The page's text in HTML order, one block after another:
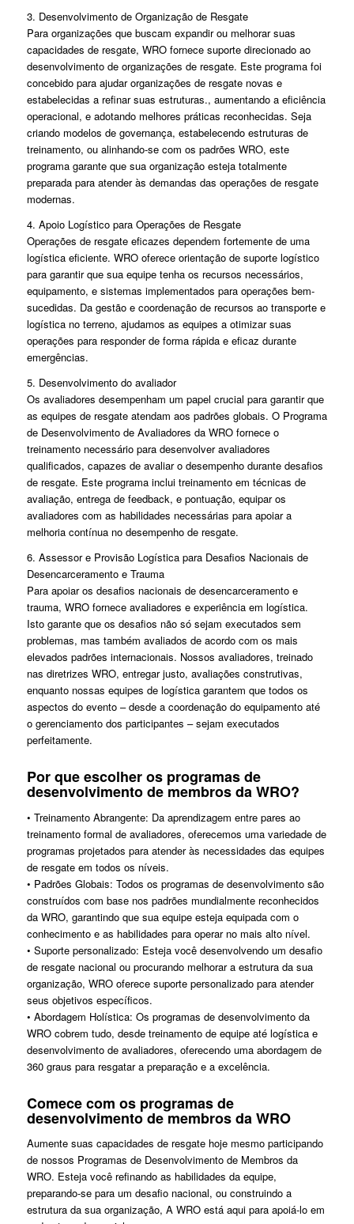
3. Desenvolvimento de Organização de Resgate
Para organizações que buscam expandir ou melhorar suas
capacidades de resgate, WRO fornece suporte direcionado ao
desenvolvimento de organizações de resgate. Este programa foi
concebido para ajudar organizações de resgate novas e
estabelecidas a refinar suas estruturas., aumentando a eficiência
operacional, e adotando melhores práticas reconhecidas. Seja
criando modelos de governança, estabelecendo estruturas de
treinamento, ou alinhando-se com os padrões WRO, este
programa garante que sua organização esteja totalmente
preparada para atender às demandas das operações de resgate
modernas.
4. Apoio Logístico para Operações de Resgate
Operações de resgate eficazes dependem fortemente de uma
logística eficiente. WRO oferece orientação de suporte logístico
para garantir que sua equipe tenha os recursos necessários,
equipamento, e sistemas implementados para operações bem-
sucedidas. Da gestão e coordenação de recursos ao transporte e
logística no terreno, ajudamos as equipes a otimizar suas
operações para responder de forma rápida e eficaz durante
emergências.
5. Desenvolvimento do avaliador
Os avaliadores desempenham um papel crucial para garantir que
as equipes de resgate atendam aos padrões globais. O Programa
de Desenvolvimento de Avaliadores da WRO fornece o
treinamento necessário para desenvolver avaliadores
qualificados, capazes de avaliar o desempenho durante desafios
de resgate. Este programa inclui treinamento em técnicas de
avaliação, entrega de feedback, e pontuação, equipar os
avaliadores com as habilidades necessárias para apoiar a
melhoria contínua no desempenho de resgate.
6. Assessor e Provisão Logística para Desafios Nacionais de
Desencarceramento e Trauma
Para apoiar os desafios nacionais de desencarceramento e
trauma, WRO fornece avaliadores e experiência em logística.
Isto garante que os desafios não só sejam executados sem
problemas, mas também avaliados de acordo com os mais
elevados padrões internacionais. Nossos avaliadores, treinado
nas diretrizes WRO, entregar justo, avaliações construtivas,
enquanto nossas equipes de logística garantem que todos os
aspectos do evento – desde a coordenação do equipamento até
o gerenciamento dos participantes – sejam executados
perfeitamente.
Por que escolher os programas de
desenvolvimento de membros da WRO?
• Treinamento Abrangente: Da aprendizagem entre pares ao
treinamento formal de avaliadores, oferecemos uma variedade de
programas projetados para atender às necessidades das equipes
de resgate em todos os níveis.
• Padrões Globais: Todos os programas de desenvolvimento são
construídos com base nos padrões mundialmente reconhecidos
da WRO, garantindo que sua equipe esteja equipada com o
conhecimento e as habilidades para operar no mais alto nível.
• Suporte personalizado: Esteja você desenvolvendo um desafio
de resgate nacional ou procurando melhorar a estrutura da sua
organização, WRO oferece suporte personalizado para atender
seus objetivos específicos.
• Abordagem Holística: Os programas de desenvolvimento da
WRO cobrem tudo, desde treinamento de equipe até logística e
desenvolvimento de avaliadores, oferecendo uma abordagem de
360 ​​graus para resgatar a preparação e a excelência.
Comece com os programas de
desenvolvimento de membros da WRO
Aumente suas capacidades de resgate hoje mesmo participando
de nossos Programas de Desenvolvimento de Membros da
WRO. Esteja você refinando as habilidades da equipe,
preparando-se para um desafio nacional, ou construindo a
estrutura da sua organização, A WRO está aqui para apoiá-lo em